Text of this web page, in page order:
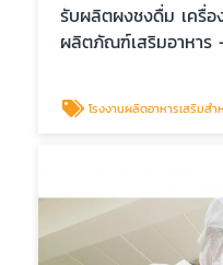
รับผลิตผงชงดื่ม เครื่
ผลิตภัณฑ์เสริมอาหาร
โรงงานผลิตอาหารเสริมสำหรับ